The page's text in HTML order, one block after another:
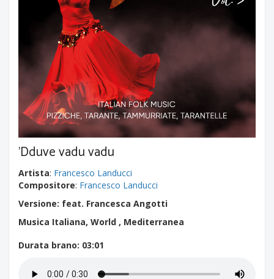
'Dduve vadu vadu
Artista: Francesco Landucci
Compositore: Francesco Landucci
Versione: feat. Francesca Angotti
Musica Italiana, World , Mediterranea
Durata brano: 03:01